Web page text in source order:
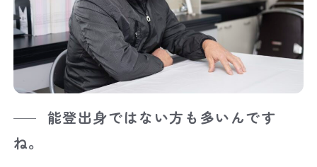
能登出身ではない方も多いんです
ね。